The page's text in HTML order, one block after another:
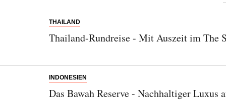
THAILAND
Thailand-Rundreise - Mit Auszeit im The
INDONESIEN
Das Bawah Reserve - Nachhaltiger Luxus